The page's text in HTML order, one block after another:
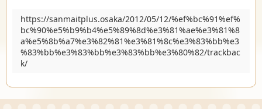
https://sanmaitplus.osaka/2012/05/12/%ef%bc%91%ef%
bc%90%e5%b9%b4%e5%89%8d%e3%81%ae%e3%81%8
a%e5%8b%a7%e3%82%81%e3%81%8c%e3%83%bb%e3
%83%bb%e3%83%bb%e3%83%bb%e3%80%82/trackbac
k/